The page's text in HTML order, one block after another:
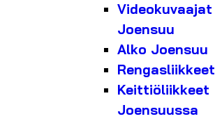
Videokuvaajat
Joensuu
Alko Joensuu
Rengasliikkeet
Keittiöliikkeet
Joensuussa